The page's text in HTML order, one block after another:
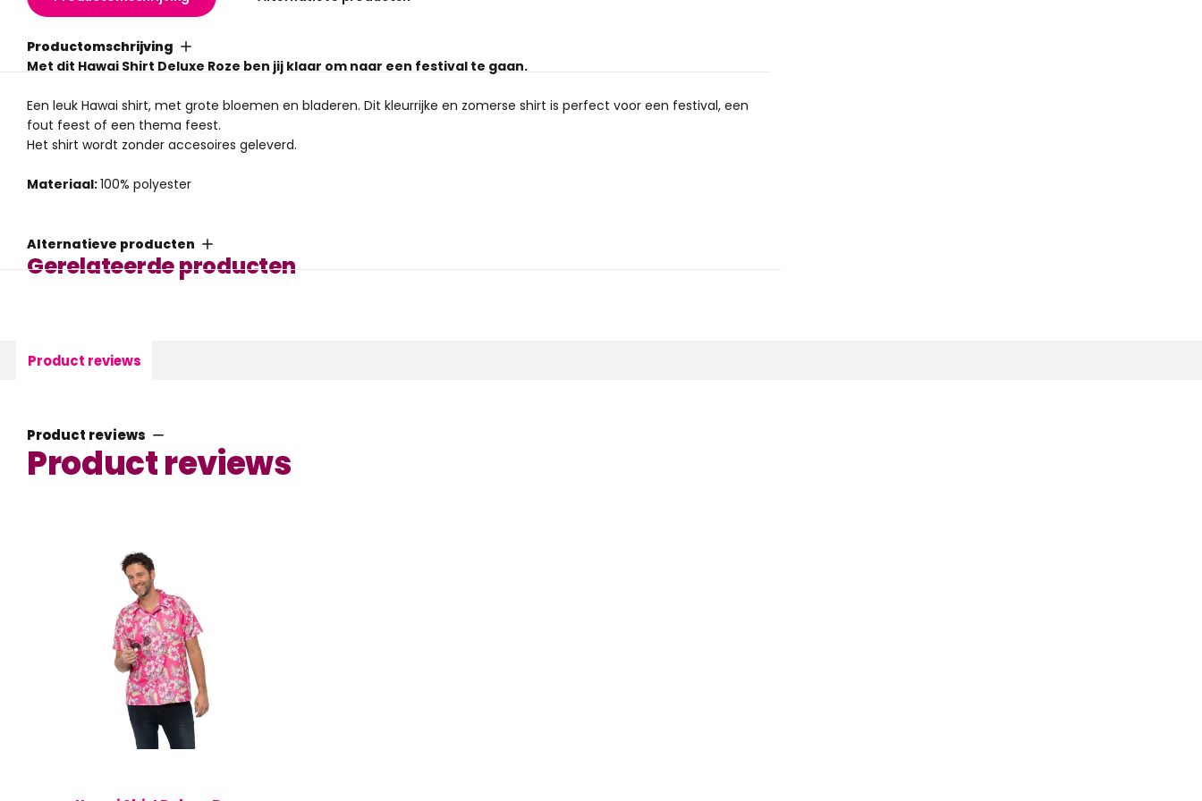
Productomschrijving
Met dit Hawai Shirt Deluxe Roze ben jij klaar om naar een festival te gaan.
Een leuk Hawai shirt, met grote bloemen en bladeren. Dit kleurrijke en zomerse shirt is perfect voor een festival, een
fout feest of een thema feest.
Het shirt wordt zonder accesoires geleverd.
Materiaal:100% polyester
Alternatieve producten
Gerelateerde producten
Product reviews
Product reviews
Product reviews